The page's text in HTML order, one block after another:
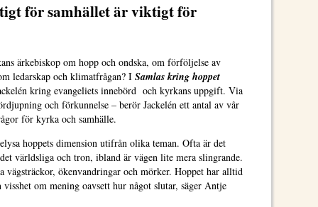
för samhället är viktigt för
ärkebiskop om hopp och ondska, om förföljelse av
ledarskap och klimatfrågan? I Samlas kring hoppet
kring evangeliets innebörd och kyrkans uppgift. Via
och förkunnelse – berör Jackelén ett antal av vår
för kyrka och samhälle.
hoppets dimension utifrån olika teman. Ofta är det
världsliga och tron, ibland är vägen lite mera slingrande.
vägsträckor, ökenvandringar och mörker. Hoppet har alltid
om mening oavsett hur något slutar, säger Antje